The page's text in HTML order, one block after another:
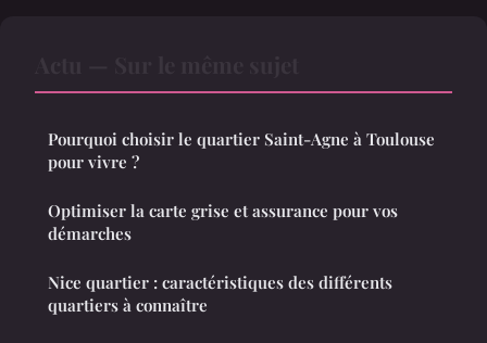
Pourquoi choisir le quartier Saint-Agne à Toulouse
pour vivre ?
Optimiser la carte grise et assurance pour vos
démarches
Nice quartier : caractéristiques des différents
quartiers à connaître